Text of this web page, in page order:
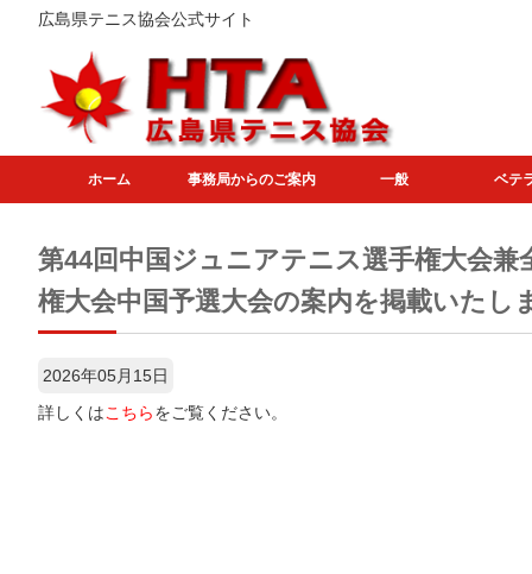
広島県テニス協会公式サイト
ホーム 事務局からのご案内 一般 ベテ
第44回中国ジュニアテニス選手権大会
権大会中国予選大会の案内を掲載いたし
2026年05月15日
詳しくはこちらをご覧ください。